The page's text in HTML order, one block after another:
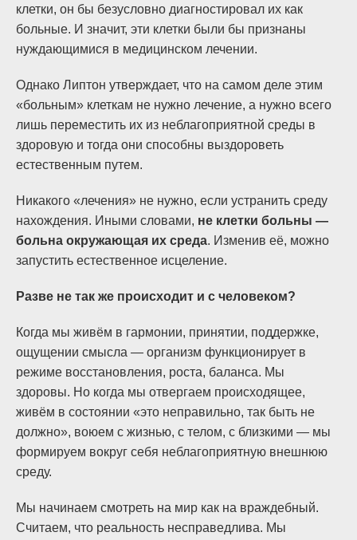
клетки, он бы безусловно диагностировал их как
больные. И значит, эти клетки были бы признаны
нуждающимися в медицинском лечении.
Однако Липтон утверждает, что на самом деле этим
«больным» клеткам не нужно лечение, а нужно всего
лишь переместить их из неблагоприятной среды в
здоровую и тогда они способны выздороветь
естественным путем.
Никакого «лечения» не нужно, если устранить среду
нахождения. Иными словами, не клетки больны —
больна окружающая их среда. Изменив её, можно
запустить естественное исцеление.
Разве не так же происходит и с человеком?
Когда мы живём в гармонии, принятии, поддержке,
ощущении смысла — организм функционирует в
режиме восстановления, роста, баланса. Мы
здоровы. Но когда мы отвергаем происходящее,
живём в состоянии «это неправильно, так быть не
должно», воюем с жизнью, с телом, с близкими — мы
формируем вокруг себя неблагоприятную внешнюю
среду.
Мы начинаем смотреть на мир как на враждебный.
Считаем, что реальность несправедлива. Мы